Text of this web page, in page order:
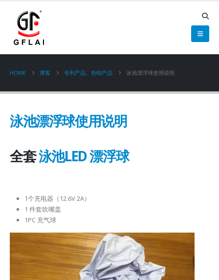
HOME 博客 专利产品, 热销产品 泳池漂浮球使用说明
泳池漂浮球使用说明
全套泳池LED 漂浮球
1个充电器（12.6V 2A）
1 件套吹嘴盖
1PC 充气球